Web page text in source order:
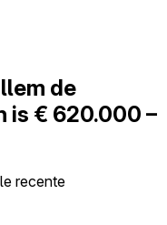
de
is € 620.000 –
recente